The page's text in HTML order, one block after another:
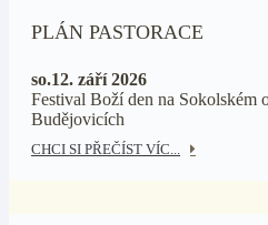
PLÁN PASTORACE
so.12. září 2026
Festival Boží den na Sokolském
Budějovicích
CHCI SI PŘEČÍST VÍC...